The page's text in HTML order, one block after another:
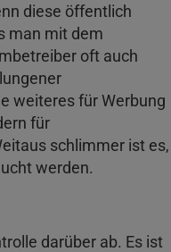
diese öffentlich
man mit dem
oft auch
weiteres für Werbung
für
schlimmer ist es,
werden.
darüber ab. Es ist